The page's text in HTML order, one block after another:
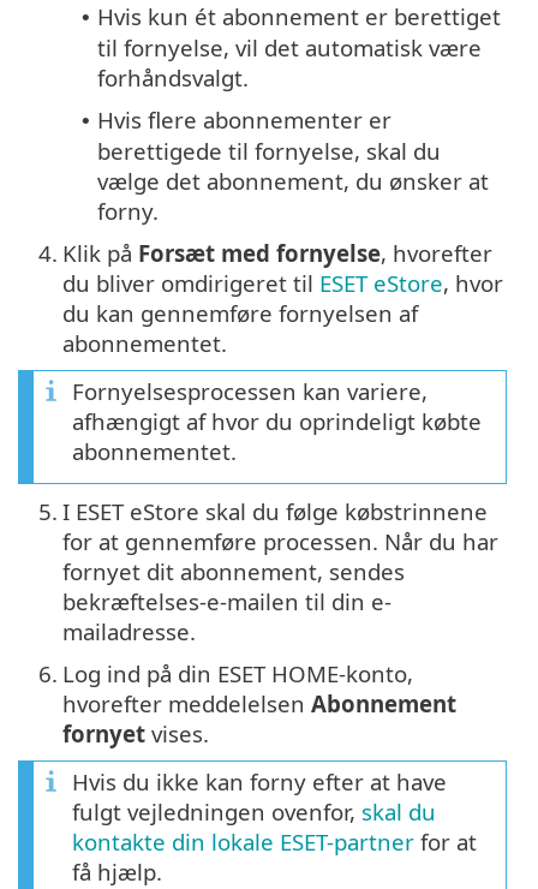
• Hvis kun ét abonnement er berettiget
til fornyelse, vil det automatisk være
forhåndsvalgt.
• Hvis flere abonnementer er
berettigede til fornyelse, skal du
vælge det abonnement, du ønsker at
forny.
4. Klik på Forsæt med fornyelse, hvorefter
du bliver omdirigeret til ESET eStore, hvor
du kan gennemføre fornyelsen af
abonnementet.
Fornyelsesprocessen kan variere,
afhængigt af hvor du oprindeligt købte
abonnementet.
5. I ESET eStore skal du følge købstrinnene
for at gennemføre processen. Når du har
fornyet dit abonnement, sendes
bekræftelses-e-mailen til din e-
mailadresse.
6. Log ind på din ESET HOME-konto,
hvorefter meddelelsen Abonnement
fornyet vises.
Hvis du ikke kan forny efter at have
fulgt vejledningen ovenfor, skal du
kontakte din lokale ESET-partner for at
få hjælp.